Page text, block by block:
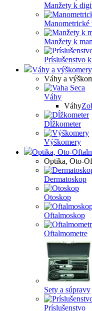
Manžety k
Manometrické
Manžety k
Príslušenstvo
Váhy a výškomery
Váhy a
Váhy
Váhy
Dĺžkometer
Výškomery
Optika, Oto-
Optika, Oto-
Dermatoskop
Otoskop
Oftalmoskop
Oftalmometre
Sety a súpravy
Príslušenstvo